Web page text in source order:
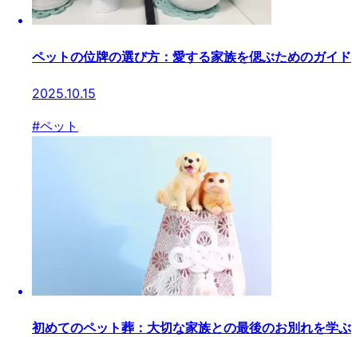
ペットの位牌の選び方：愛する家族を偲ぶためのガイド
2025.10.15
#ペット
初めてのペット葬：大切な家族との最後のお別れを学ぶ